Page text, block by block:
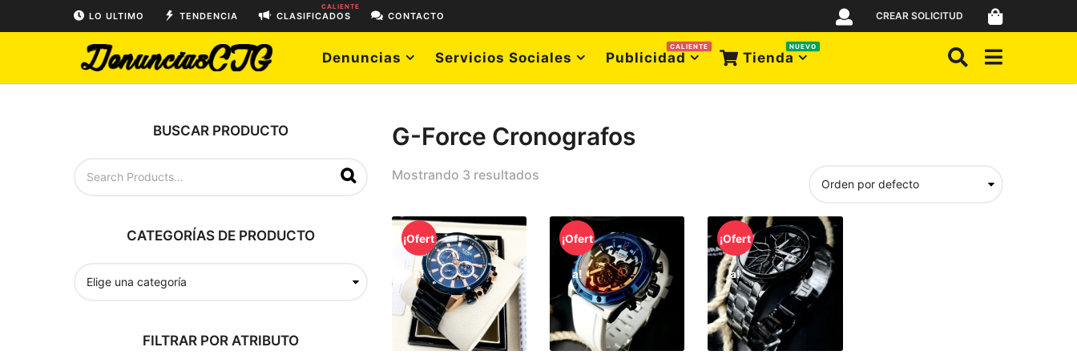
LO ULTIMO TENDENCIA CLASIFICADOS
CALIENTE
CONTACTO CREAR SOLICITUD
Denuncias Servicios Sociales Publicidad
CALIENTE
Tienda
NUEVO
G-Force Cronografos
Mostrando 3 resultados
¡Ofert
a!
¡Ofert
a!
¡Ofert
a!
BUSCAR PRODUCTO
CATEGORÍAS DE PRODUCTO
FILTRAR POR ATRIBUTO